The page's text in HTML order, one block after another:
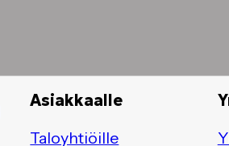
Asiakkaalle
Taloyhtiöille